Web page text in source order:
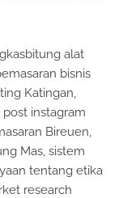
alat
bisnis
Katingan,
instagram
Bireuen,
Mas, sistem
tentang etika
research